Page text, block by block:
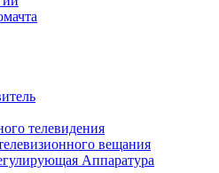
телевидения
вещания
Аппаратура